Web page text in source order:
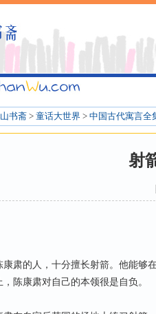
书斋 > 童话大世界 > 中国古代寓言全
射
的人，十分擅长射箭。他能够
陈康肃对自己的本领很是自负。